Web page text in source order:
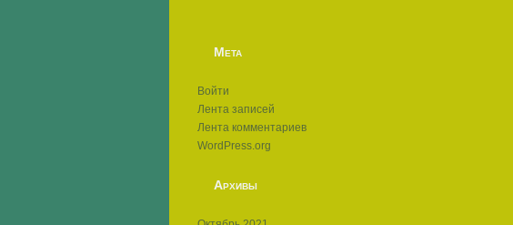
Мета
Войти
Лента записей
Лента комментариев
WordPress.org
Архивы